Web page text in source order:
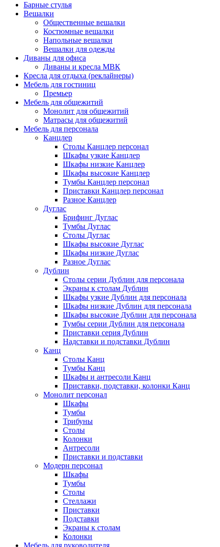
Барные стулья
Вешалки
Общественные вешалки
Костюмные вешалки
Напольные вешалки
Вешалки для одежды
Диваны для офиса
Диваны и кресла МВК
Кресла для отдыха (реклайнеры)
Мебель для гостиниц
Премьер
Мебель для общежитий
Монолит для общежитий
Матрасы для общежитий
Мебель для персонала
Канцлер
Столы Канцлер персонал
Шкафы узкие Канцлер
Шкафы низкие Канцлер
Шкафы высокие Канцлер
Тумбы Канцлер персонал
Приставки Канцлер персонал
Разное Канцлер
Дуглас
Брифинг Дуглас
Тумбы Дуглас
Столы Дуглас
Шкафы высокие Дуглас
Шкафы низкие Дуглас
Разное Дуглас
Дублин
Столы серии Дублин для персонала
Экраны к столам Дублин
Шкафы узкие Дублин для персонала
Шкафы низкие Дублин для персонала
Шкафы высокие Дублин для персонала
Тумбы серии Дублин для персонала
Приставки серия Дублин
Надставки и подставки Дублин
Канц
Столы Канц
Тумбы Канц
Шкафы и антресоли Канц
Приставки, подставки, колонки Канц
Монолит персонал
Шкафы
Тумбы
Трибуны
Столы
Колонки
Антресоли
Приставки и подставки
Модерн персонал
Шкафы
Тумбы
Столы
Стеллажи
Приставки
Подставки
Экраны к столам
Колонки